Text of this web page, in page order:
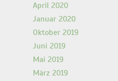
April 2020
Januar 2020
Oktober 2019
Juni 2019
Mai 2019
März 2019